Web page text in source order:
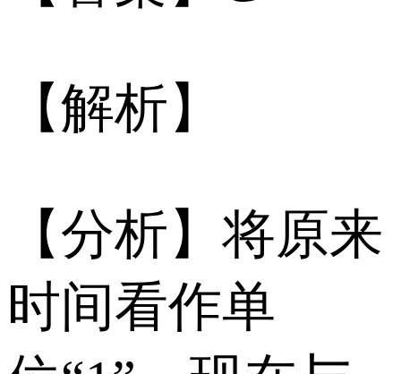
【解析】
【分析】将原来
时间看作单